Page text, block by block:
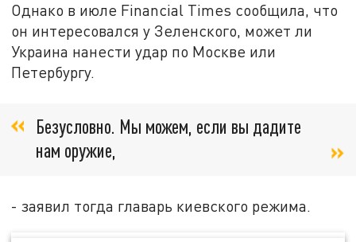
Однако в июле Financial Times сообщила, что
он интересовался у Зеленского, может ли
Украина нанести удар по Москве или
Петербургу.
Безусловно. Мы можем, если вы дадите
нам оружие,
- заявил тогда главарь киевского режима.